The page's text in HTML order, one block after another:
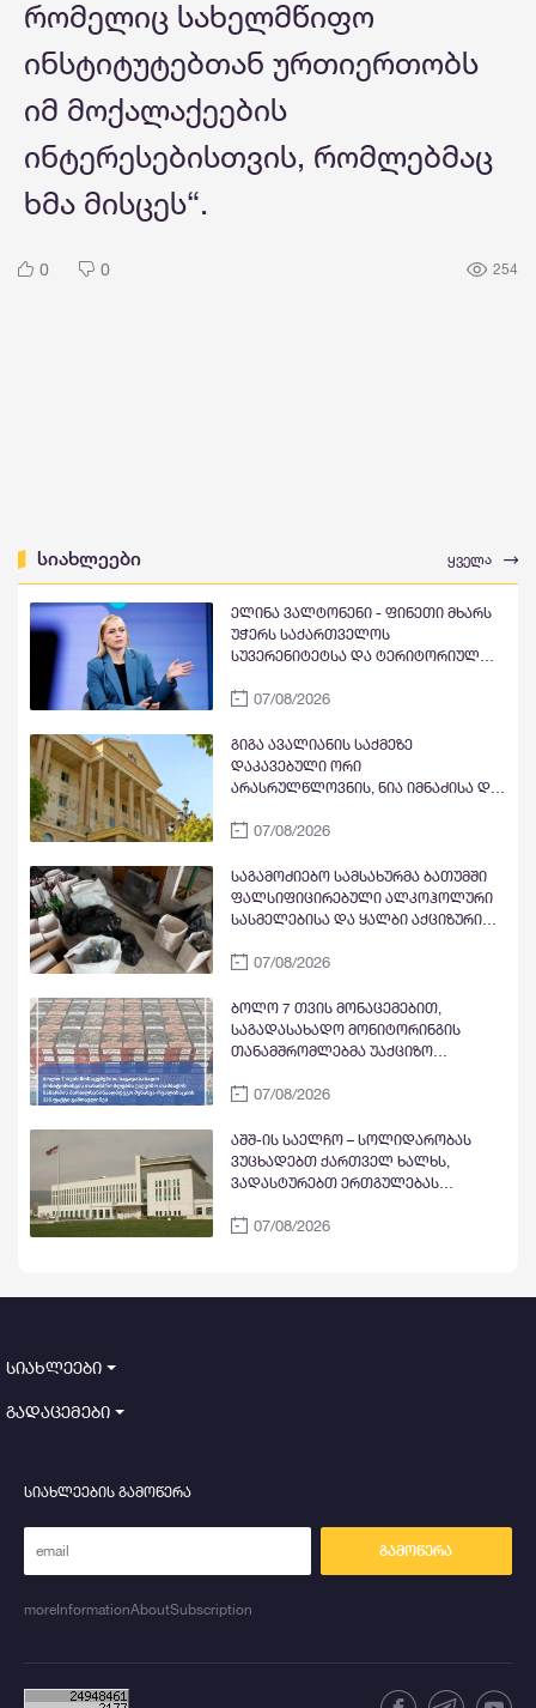
რომელიც სახელმწიფო
ინსტიტუტებთან ურთიერთობს
იმ მოქალაქეების
ინტერესებისთვის, რომლებმაც
ხმა მისცეს“.
0 0 254
სიახლეები ყველა
ელინა ვალტონენი - ფინეთი მხარს
უჭერს საქართველოს
სუვერენიტეტსა და ტერიტორიულ
ვალდებულებების შესრულებისკენ
07/08/2026
გიგა ავალიანის საქმეზე
დაკავებული ორი
არასრულწლოვნის, ნია იმნაძისა და
სასამართლო დღეს იმსჯელებს -
გამოყენებას მოითხოვს
07/08/2026
საგამოძიებო სამსახურმა ბათუმში
ფალსიფიცირებული ალკოჰოლური
სასმელებისა და ყალბი აქციზური
ფაქტზე სამი პირი დააკავა
07/08/2026
ბოლო 7 თვის მონაცემებით,
საგადასახადო მონიტორინგის
თანამშრომლებმა უაქციზო
მართლსაწინააღმდეგო შენახვა-
გამოავლინეს
07/08/2026
აშშ-ის საელჩო – სოლიდარობას
ვუცხადებთ ქართველ ხალხს,
ვადასტურებთ ერთგულებას
მთლიანობის მიმართ, ხაზს ვუსვამთ
07/08/2026
სიახლეები
გადაცემები
სიახლეების გამოწერა
გამოწერა
moreInformationAboutSubscription